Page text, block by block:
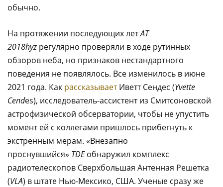
обычно.
На протяжении последующих летAT
2018hyz регулярно проверяли в ходе рутинных
обзоров неба, но признаков нестандартного
поведения не появлялось. Все изменилось в июне
2021 года. Как рассказываетИветт Сендес (Yvette
Cendes), исследователь-ассистент из Смитсоновской
астрофизической обсерватории, чтобы не упустить
момент ей с коллегами пришлось прибегнуть к
экстренным мерам. «Внезапно
проснувшийся» TDEобнаружил комплекс
радиотелескопов Сверхбольшая Антенная Решетка
(VLA) в штате Нью-Мексико, США. Ученые сразу же